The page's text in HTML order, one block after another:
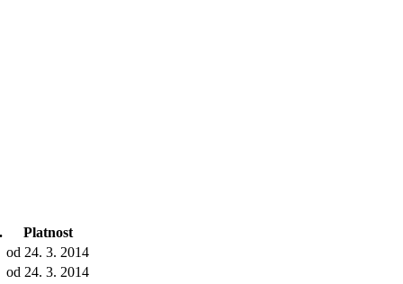
Platnost
od 24. 3. 2014
od 24. 3. 2014